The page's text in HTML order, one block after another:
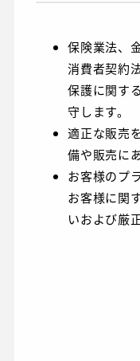
保険業法、
消費者契約
保護に関す
守します。
適正な販売
備や販売に
お客様のプ
お客様に関
いおよび厳